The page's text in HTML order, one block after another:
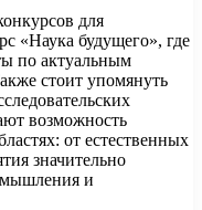
для
«Наука будущего», где
по актуальным
стоит упомянуть
возможность
от естественных
значительно
мышления и